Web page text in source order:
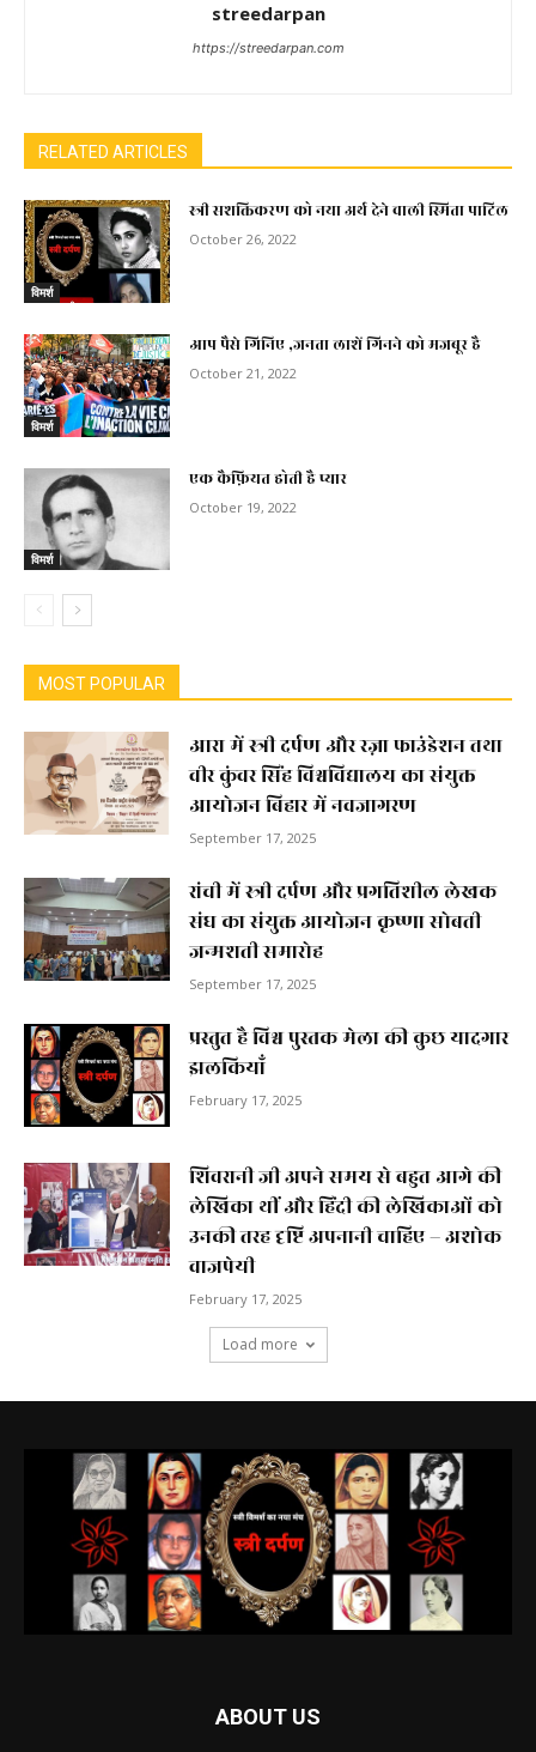
streedarpan
https://streedarpan.com
RELATED ARTICLES
विमर्श
स्त्री सशक्तिकरण को नया अर्थ देने वाली स्मिता पाटिल
October 26, 2022
विमर्श
आप पैसे गिनिए ,जनता लाशें गिनने को मजबूर है
October 21, 2022
विमर्श
एक कैफ़ियत होती है प्यार
October 19, 2022
MOST POPULAR
आरा में स्त्री दर्पण और रज़ा फाउंडेशन तथा
वीर कुंवर सिंह विश्वविद्यालय का संयुक्त
आयोजन बिहार में नवजागरण
September 17, 2025
रांची में स्त्री दर्पण और प्रगतिशील लेखक
संघ का संयुक्त आयोजन कृष्णा सोबती
जन्मशती समारोह
September 17, 2025
प्रस्तुत है विश्व पुस्तक मेला की कुछ यादगार
झलकियाॅं
February 17, 2025
शिवरानी जी अपने समय से बहुत आगे की
लेखिका थीं और हिंदी की लेखिकाओं को
उनकी तरह दृष्टि अपनानी चाहिए – अशोक
वाजपेयी
February 17, 2025
Load more
ABOUT US